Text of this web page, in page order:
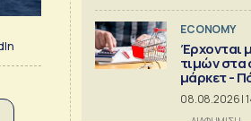
ECONOMY
Έρχονται
τιμών
μάρκετ -
πέσουν
08.08.2026 |